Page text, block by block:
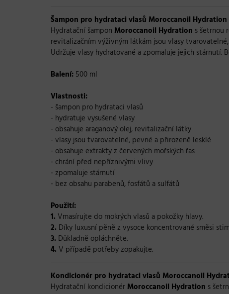
Šampon pro hydrataci vlasů Moroccanoil Hydration
Hydratační šampon Moroccanoil Hydration s šetrnou
revitalizačním výživným látkám jsou vlasy
Udržuje vlasy hydratované a zpomaluje jejich stárnutí.
Balení: 500 ml
Vlastnosti:
- šampon pro hydrataci vlasů
- hydratuje vysušené vlasy
- obsahuje araganový olej, revitalizační látky
- vlasy jsou tvarovatelné, pevné a přirozeně lesklé
- obsahuje extrakty z červených mořských řas
- chrání před nepříznivými vlivy
- zpomaluje stárnutí
- bez obsahu parabenů, fosfátů a sulfátů
Použití:
1. Vmasírujte do mokrých vlasů a pokožky hlavy.
2. Díky luxusní pěně z vysoce koncentrované směsi
3. Důkladně opláchněte.
4. V případě potřeby zopakujte.
Kondicionér pro hydrataci vlasů Moroccanoil
Hydratační kondicionér Moroccanoil Hydration s